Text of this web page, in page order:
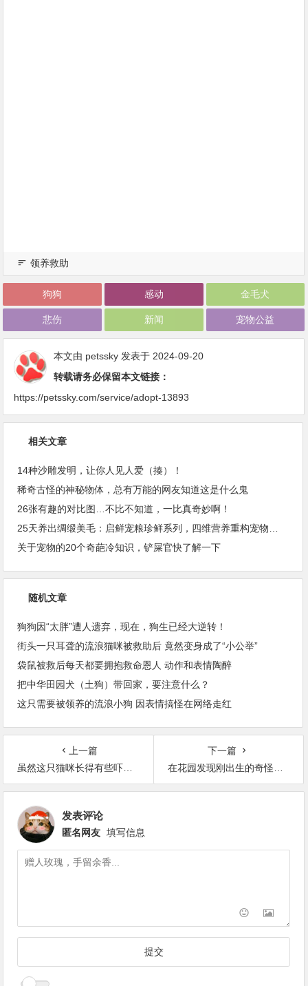
领养救助
狗狗 感动 金毛犬
悲伤 新闻 宠物公益
本文由 petssky 发表于 2024-09-20
转载请务必保留本文链接：
https://petssky.com/service/adopt-13893
相关文章
14种沙雕发明，让你人见人爱（揍）！
稀奇古怪的神秘物体，总有万能的网友知道这是什么鬼
26张有趣的对比图…不比不知道，一比真奇妙啊！
关于宠物的20个奇葩冷知识，铲屎官快了解一下
随机文章
狗狗因“太胖”遭人遗弃，现在，狗生已经大逆转！
街头一只耳聋的流浪猫咪被救助后 竟然变身成了“小公举”
袋鼠被救后每天都要拥抱救命恩人 动作和表情陶醉
把中华田园犬（土狗）带回家，要注意什么？
这只需要被领养的流浪小狗 因表情搞怪在网络走红
上一篇
虽然这只猫咪长得有些吓人 但我决定给它一个家
下一篇
在花园发现刚出生的奇怪生物 长大竟变成这样
发表评论
匿名网友 填写信息